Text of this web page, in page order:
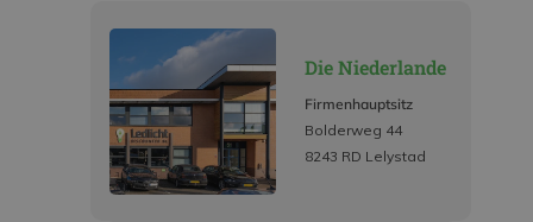
Die Niederlande
Firmenhauptsitz
Bolderweg 44
8243 RD Lelystad